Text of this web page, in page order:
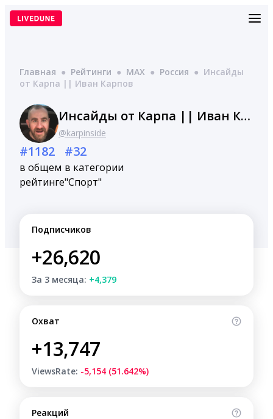
Перейти
Главная ● Рейтинги ● MAX ● Россия ● Инсайды
от Карпа || Иван Карпов
Инсайды от Карпа || Иван Карпов
@karpinside
#1182
в общем
рейтинге
#32
в категории
"Спорт"
Подписчиков
+26,620
За 3 месяца: +4,379
Охват
+13,747
ViewsRate: -5,154 (51.642%)
Реакций